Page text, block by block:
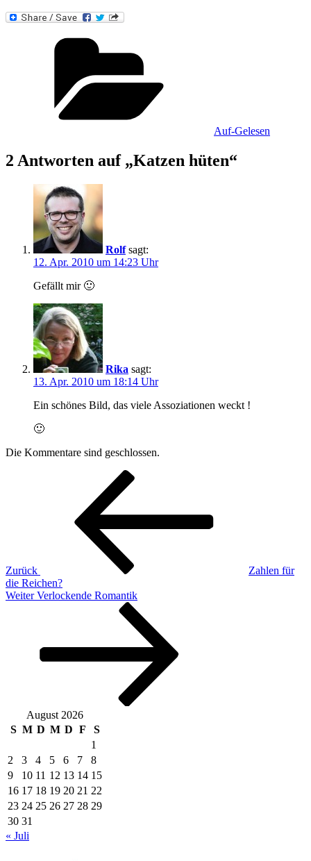
Auf-Gelesen
2 Antworten auf „Katzen hüten“
Rolf sagt:
12. Apr. 2010 um 14:23 Uhr
Gefällt mir 🙂
Rika sagt:
13. Apr. 2010 um 18:14 Uhr
Ein schönes Bild, das viele Assoziationen weckt !
🙂
Die Kommentare sind geschlossen.
Beitragsnavigation
Zurück
Zahlen für
die Reichen?
Nächster
Weiter Verlockende Romantik
August 2026
S M D M D F
S
1
2
3 4 5 6 7
8
9
10 11 12 13 14 15
16 17 18 19 20 21 22
23 24 25 26 27 28 29
30 31
« Juli